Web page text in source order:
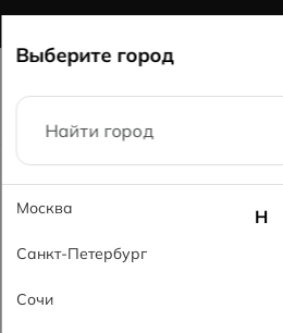
Главная Каталог
60x120
Карино светло-серый PL Karino Gray
Выберите город
Москва
Санкт-Петербург
Сочи
Н